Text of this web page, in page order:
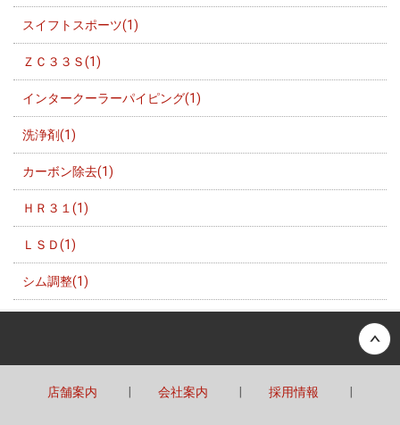
スイフトスポーツ(1)
ＺＣ３３Ｓ(1)
インタークーラーパイピング(1)
洗浄剤(1)
カーボン除去(1)
ＨＲ３１(1)
ＬＳＤ(1)
シム調整(1)
店舗案内 会社案内 採用情報